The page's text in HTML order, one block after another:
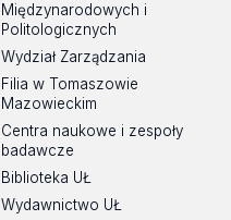
Międzynarodowych i
Politologicznych
Wydział Zarządzania
Filia w Tomaszowie
Mazowieckim
Centra naukowe i zespoły
badawcze
Biblioteka UŁ
Wydawnictwo UŁ